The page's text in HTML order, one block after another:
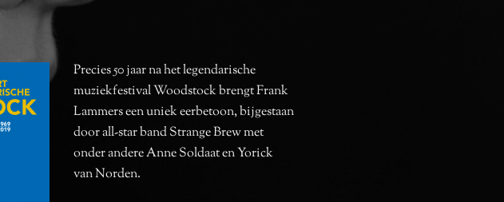
Precies 50 jaar na het legendarische
muziekfestival Woodstock brengt Frank
Lammers een uniek eerbetoon, bijgestaan
door all-star band Strange Brew met
onder andere Anne Soldaat en Yorick
van Norden.